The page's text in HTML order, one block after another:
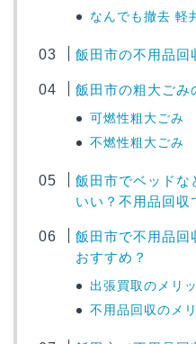
なんでも撤去 軽
飯田市の不用品回
飯田市の粗大ごみ
可燃性粗大ごみ
不燃性粗大ごみ
飯田市でベッドな
いい？不用品回収
飯田市で不用品回
おすすめ？
出張買取のメリ
不用品回収のメ